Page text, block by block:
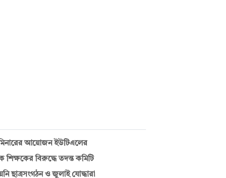
আয়োজন ইউটিএলের
বিরুদ্ধে তদন্ত কমিটি
ছাত্রসংগঠন ও জুলাই যোদ্ধারা